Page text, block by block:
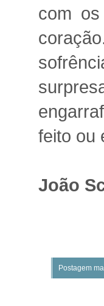
com
feito ou
João
Postagem